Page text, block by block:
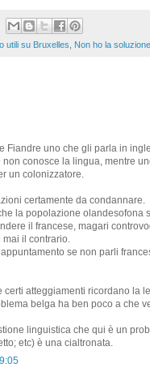
utili su Bruxelles, Non ho la soluzione
Fiandre uno che gli parla in
conosce la lingua, mentre
un colonizzatore.
certamente da condannare.
la popolazione olandesofona
il francese, magari
mai il contrario.
se non parli
certi atteggiamenti ricordano la
belga ha ben poco a che
linguistica che qui è un
etc) è una cialtronata.